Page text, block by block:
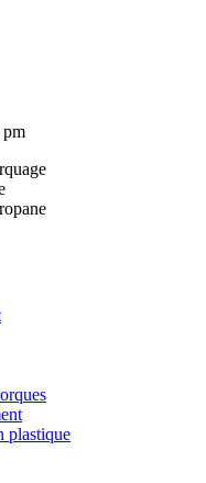
pm
plastique